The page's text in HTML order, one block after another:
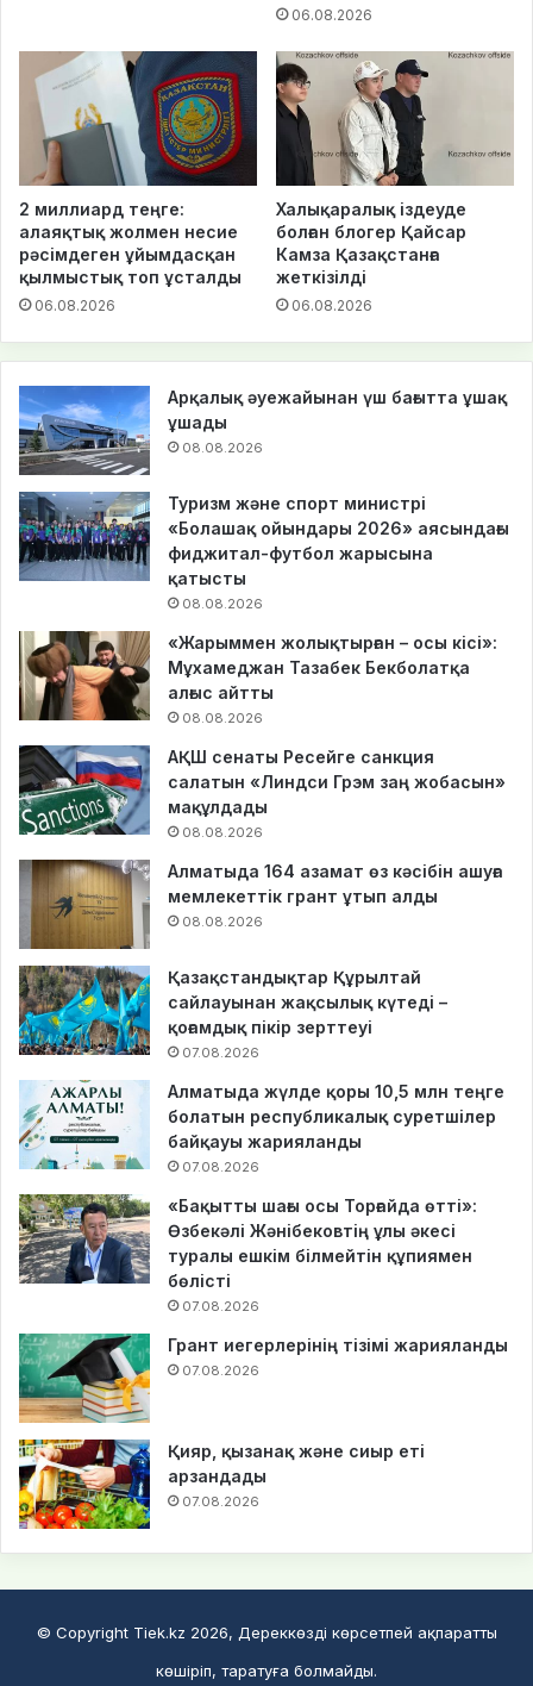
06.08.2026
2 миллиард теңге:
алаяқтық жолмен несие
рәсімдеген ұйымдасқан
қылмыстық топ ұсталды
06.08.2026
Халықаралық іздеуде
болған блогер Қайсар
Камза Қазақстанға
жеткізілді
06.08.2026
Арқалық әуежайынан үш бағытта ұшақ
ұшады
08.08.2026
Туризм және спорт министрі
«Болашақ ойындары 2026» аясындағы
фиджитал-футбол жарысына
қатысты
08.08.2026
«Жарыммен жолықтырған – осы кісі»:
Мұхамеджан Тазабек Бекболатқа
алғыс айтты
08.08.2026
АҚШ сенаты Ресейге санкция
салатын «Линдси Грэм заң жобасын»
мақұлдады
08.08.2026
Алматыда 164 азамат өз кәсібін ашуға
мемлекеттік грант ұтып алды
08.08.2026
Қазақстандықтар Құрылтай
сайлауынан жақсылық күтеді –
қоғамдық пікір зерттеуі
07.08.2026
Алматыда жүлде қоры 10,5 млн теңге
болатын республикалық суретшілер
байқауы жарияланды
07.08.2026
«Бақытты шағы осы Торғайда өтті»:
Өзбекәлі Жәнібековтің ұлы әкесі
туралы ешкім білмейтін құпиямен
бөлісті
07.08.2026
Грант иегерлерінің тізімі жарияланды
07.08.2026
Қияр, қызанақ және сиыр еті
арзандады
07.08.2026
© Copyright Tiek.kz 2026, Дереккөзді көрсетпей ақпаратты
көшіріп, таратуға болмайды.